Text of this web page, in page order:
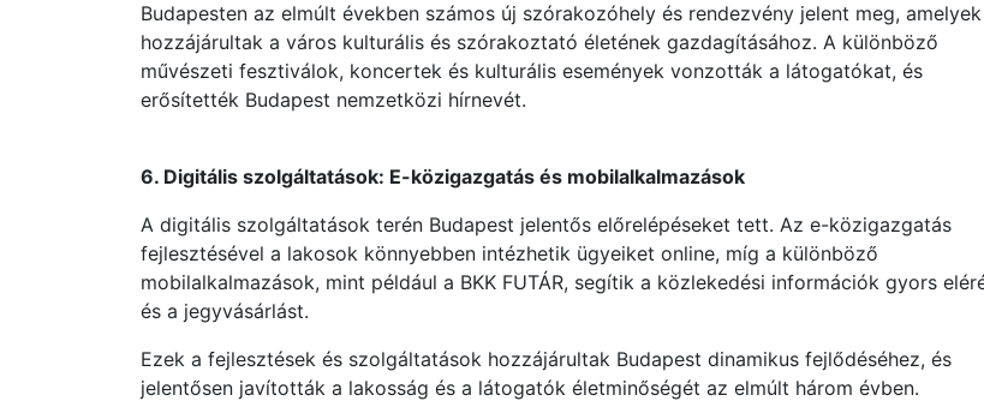
Budapesten az elmúlt években számos új szórakozóhely és rendezvény jelent meg, amelyek
hozzájárultak a város kulturális és szórakoztató életének gazdagításához. A különböző
művészeti fesztiválok, koncertek és kulturális események vonzották a látogatókat, és
erősítették Budapest nemzetközi hírnevét.
6. Digitális szolgáltatások: E-közigazgatás és mobilalkalmazások
A digitális szolgáltatások terén Budapest jelentős előrelépéseket tett. Az e-közigazgatás
fejlesztésével a lakosok könnyebben intézhetik ügyeiket online, míg a különböző
mobilalkalmazások, mint például a BKK FUTÁR, segítik a közlekedési információk gyors
és a jegyvásárlást.
Ezek a fejlesztések és szolgáltatások hozzájárultak Budapest dinamikus fejlődéséhez, és
jelentősen javították a lakosság és a látogatók életminőségét az elmúlt három évben.